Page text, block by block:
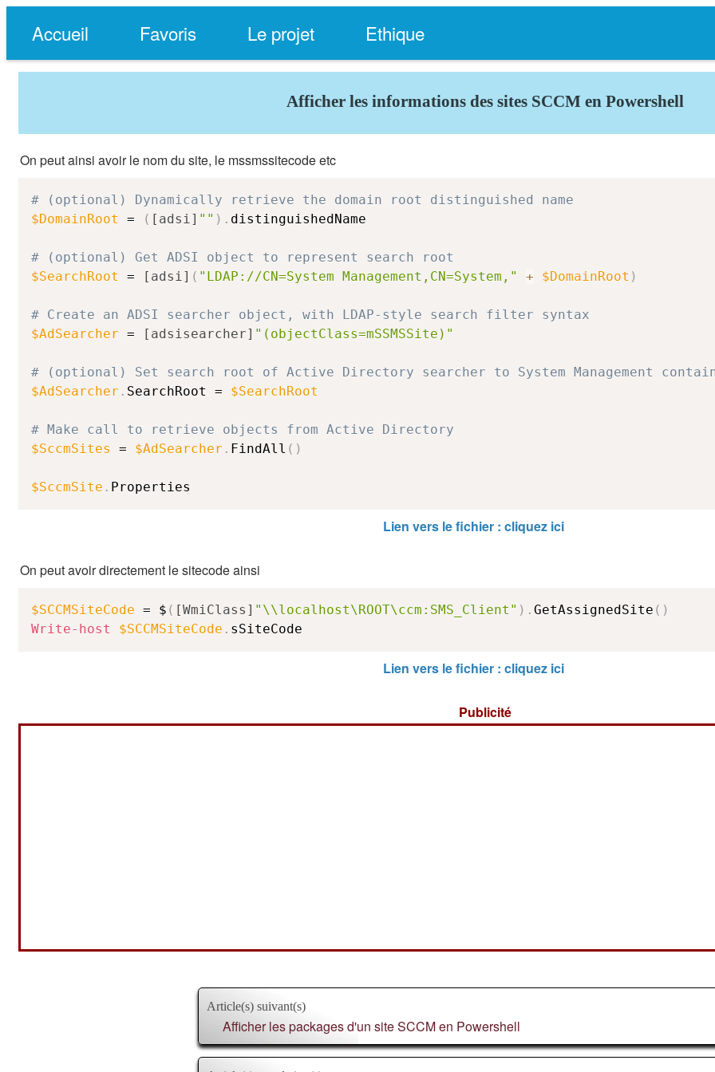
Accueil Favoris Le projet Ethique
Afficher les informations des sites SCCM en Powershell
On peut ainsi avoir le nom du site, le mssmssitecode etc
# (optional) Dynamically retrieve the domain root distinguished name
$DomainRoot
= ( [adsi] "" ) . distinguishedName
# (optional) Get ADSI object to represent search root
$SearchRoot
= [adsi] ( "LDAP://CN=System Management,CN=System," + $DomainRoot )
# Create an ADSI searcher object, with LDAP-style search filter syntax
$AdSearcher = [adsisearcher] "(objectClass=mSSMSSite)"
# (optional) Set search root of Active Directory searcher to System Management
$AdSearcher . SearchRoot = $SearchRoot
# Make call to retrieve objects from Active Directory
$SccmSites
= $AdSearcher . FindAll ( )
$SccmSite . Properties
Lien vers le fichier : cliquez ici
On peut avoir directement le sitecode ainsi
$SCCMSiteCode = $ ( [WmiClass] "\\localhost\ROOT\ccm:SMS_Client" ) . GetAssignedSite ( )
Write-host
$SCCMSiteCode . sSiteCode
Lien vers le fichier : cliquez ici
Publicité
Article(s) suivant(s)
Afficher les packages d'un site SCCM en Powershell